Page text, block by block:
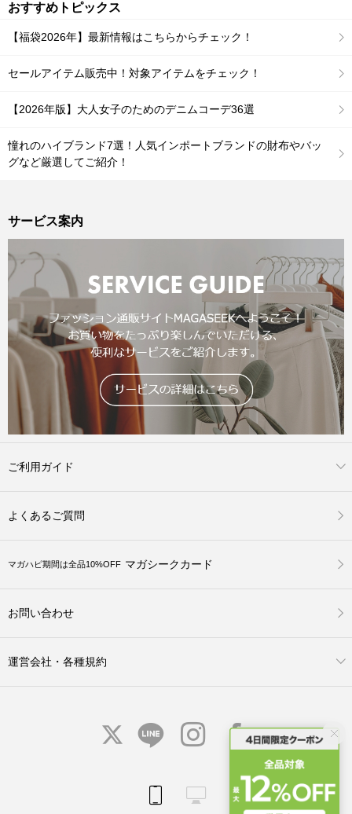
おすすめトピックス
【福袋2026年】最新情報はこちらからチェック！
セールアイテム販売中！対象アイテムをチェック！
【2026年版】大人女子のためのデニムコーデ36選
憧れのハイブランド7選！人気インポートブランドの財布やバッ
グなど厳選してご紹介！
サービス案内
ご利用ガイド
よくあるご質問
マガハピ期間は全品10%OFF マガシークカード
お問い合わせ
運営会社・各種規約